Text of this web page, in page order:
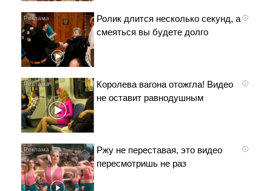
i
Ролик длится несколько секунд, а
смеяться вы будете долго
i
Королева вагона отожгла! Видео
не оставит равнодушным
i
Ржу не переставая, это видео
пересмотришь не раз